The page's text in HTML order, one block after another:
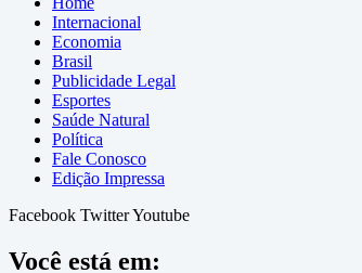
Internacional
Economia
Brasil
Publicidade Legal
Esportes
Saúde Natural
Política
Fale Conosco
Edição Impressa
Facebook TwitterYoutube
Você está em: